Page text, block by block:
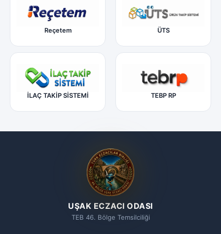
Reçetem ÜTS
İLAÇ TAKİP SİSTEMİ TEBP RP
UŞAK ECZACI ODASI
TEB 46. Bölge Temsilciliği